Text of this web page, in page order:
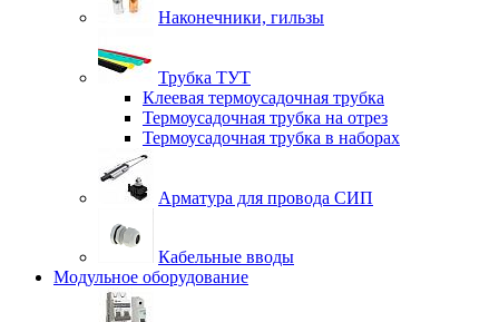
Наконечники, гильзы
Трубка ТУТ
Клеевая термоусадочная трубка
Термоусадочная трубка на отрез
Термоусадочная трубка в наборах
Арматура для провода СИП
Кабельные вводы
Модульное оборудование